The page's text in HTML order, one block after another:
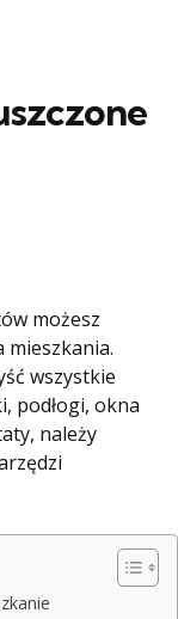
możesz
mieszkania.
wszystkie
podłogi, okna
należy